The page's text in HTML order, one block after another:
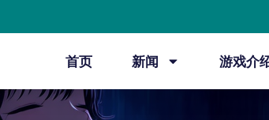
首页 新闻 游戏介